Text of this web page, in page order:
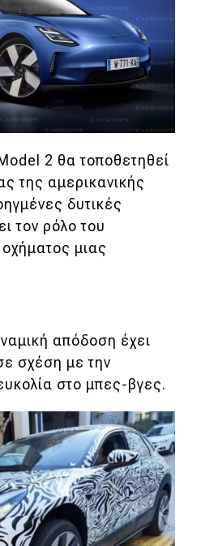
2 θα τοποθετηθεί
της αμερικανικής
δυτικές
τον ρόλο του
μιας
απόδοση έχει
σχέση με την
στο μπες-βγες.